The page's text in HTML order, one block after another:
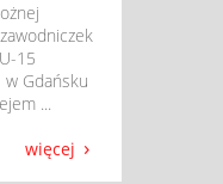
15
Gdańsku
...
więcej